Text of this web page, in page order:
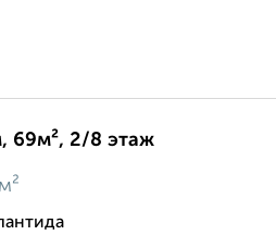
69м², 2/8 этаж